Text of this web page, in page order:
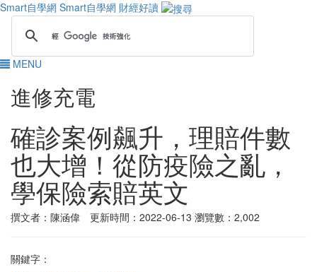
Smart自學網 Smart自學網 財經好讀
MENU
進修充電
確診案例飆升，理賠件數
也大增！從防疫險之亂，
學保險索賠英文
撰文者：陳涵偉 更新時間：2022-06-13 瀏覽數：2,002
關鍵字：